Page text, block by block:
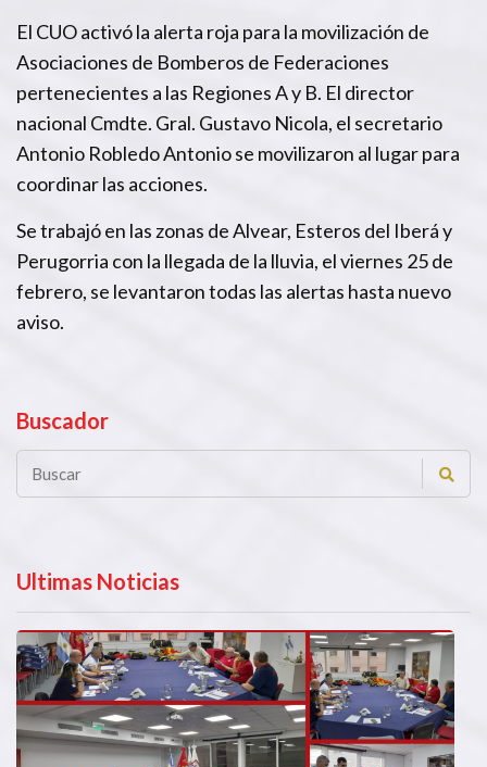
El CUO activó la alerta roja para la movilización de
Asociaciones de Bomberos de Federaciones
pertenecientes a las Regiones A y B. El director
nacional Cmdte. Gral. Gustavo Nicola, el secretario
Antonio Robledo Antonio se movilizaron al lugar para
coordinar las acciones.
Se trabajó en las zonas de Alvear, Esteros del Iberá y
Perugorria con la llegada de la lluvia, el viernes 25 de
febrero, se levantaron todas las alertas hasta nuevo
aviso.
Buscador
Ultimas Noticias